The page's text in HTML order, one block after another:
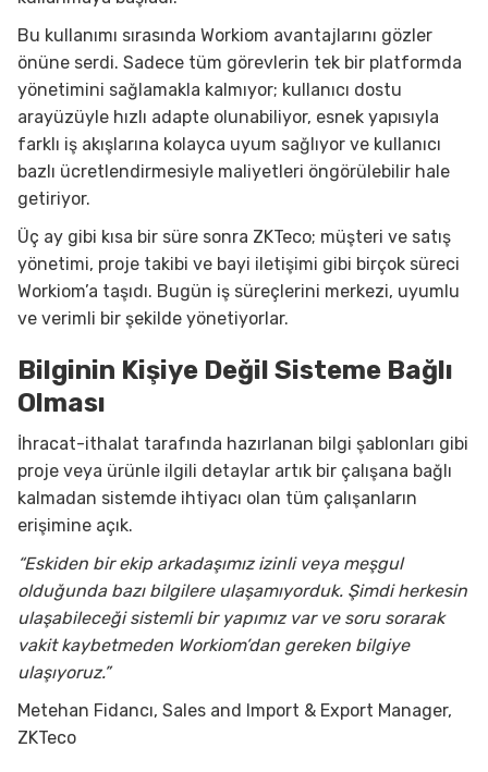
Bu kullanımı sırasında Workiom avantajlarını gözler
önüne serdi. Sadece tüm görevlerin tek bir platformda
yönetimini sağlamakla kalmıyor; kullanıcı dostu
arayüzüyle hızlı adapte olunabiliyor, esnek yapısıyla
farklı iş akışlarına kolayca uyum sağlıyor ve kullanıcı
bazlı ücretlendirmesiyle maliyetleri öngörülebilir hale
getiriyor.
Üç ay gibi kısa bir süre sonra ZKTeco; müşteri ve satış
yönetimi, proje takibi ve bayi iletişimi gibi birçok süreci
Workiom’a taşıdı. Bugün iş süreçlerini merkezi, uyumlu
ve verimli bir şekilde yönetiyorlar.
Bilginin Kişiye Değil Sisteme Bağlı
Olması
İhracat-ithalat tarafında hazırlanan bilgi şablonları gibi
proje veya ürünle ilgili detaylar artık bir çalışana bağlı
kalmadan sistemde ihtiyacı olan tüm çalışanların
erişimine açık.
“Eskiden bir ekip arkadaşımız izinli veya meşgul
olduğunda bazı bilgilere ulaşamıyorduk. Şimdi herkesin
ulaşabileceği sistemli bir yapımız var ve soru sorarak
vakit kaybetmeden Workiom’dan gereken bilgiye
ulaşıyoruz.”
Metehan Fidancı, Sales and Import & Export Manager,
ZKTeco